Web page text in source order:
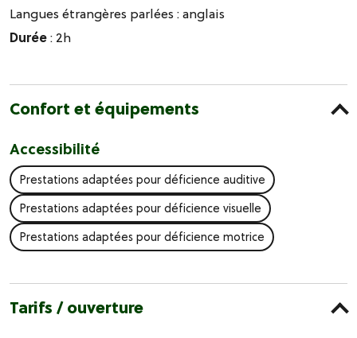
Langues étrangères parlées :anglais
Durée: 2h
Confort et équipements
Accessibilité
Prestations adaptées pour déficience auditive
Prestations adaptées pour déficience visuelle
Prestations adaptées pour déficience motrice
Tarifs / ouverture